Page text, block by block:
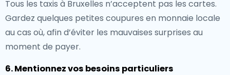
Tous les taxis à Bruxelles n’acceptent pas les cartes.
Gardez quelques petites coupures en monnaie locale
au cas où, afin d’éviter les mauvaises surprises au
moment de payer.
6. Mentionnez vos besoins particuliers